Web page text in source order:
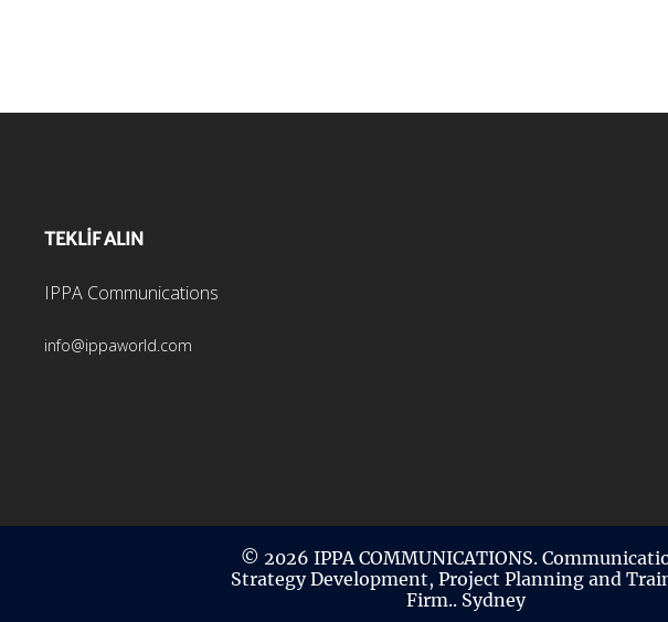
TEKLİF ALIN
IPPA Communications
info@ippaworld.com
© 2026 IPPA COMMUNICATIONS.
Strategy Development, Project Planning and
Firm.. Sydney